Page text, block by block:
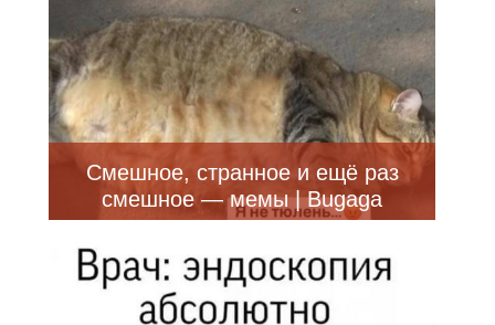
Смешное, странное и ещё раз
смешное — мемы | Bugaga